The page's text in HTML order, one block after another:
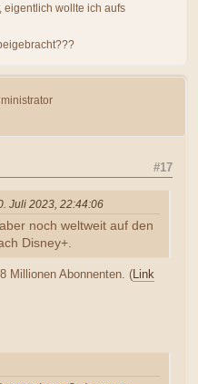
eigentlich wollte ich aufs
#17
Juli 2023, 22:44:06
noch weltweit auf den
Disney+.
Millionen Abonnenten. (Link